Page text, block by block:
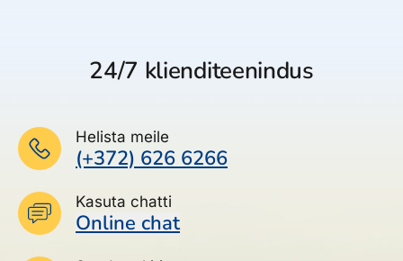
24/7 klienditeenindus
Helista meile
(+372) 626 6266
Kasuta chatti
Online chat